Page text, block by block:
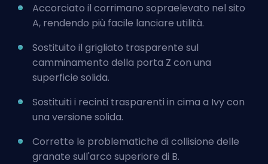
Accorciato il corrimano sopraelevato nel sito
A, rendendo più facile lanciare utilità.
Sostituito il grigliato trasparente sul
camminamento della porta Z con una
superficie solida.
Sostituiti i recinti trasparenti in cima a Ivy con
una versione solida.
Corrette le problematiche di collisione delle
granate sull'arco superiore di B.